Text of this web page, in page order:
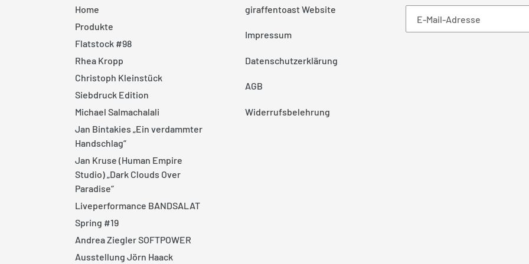
Home
Produkte
Flatstock #98
Rhea Kropp
Christoph Kleinstück
Siebdruck Edition
Michael Salmachalali
Jan Bintakies „Ein verdammter
Handschlag“
Jan Kruse (Human Empire
Studio) „Dark Clouds Over
Paradise“
Liveperformance BANDSALAT
Spring #19
Andrea Ziegler SOFTPOWER
Ausstellung Jörn Haack
giraffentoast Website
Impressum
Datenschutzerklärung
AGB
Widerrufsbelehrung